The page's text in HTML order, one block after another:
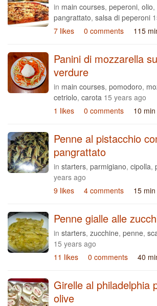
in main courses, peperoni, olio,
pangrattato, salsa di peperoni
7 likes
0 comments 115
Panini di mozzarella
verdure
in main courses, pomodoro,
cetriolo, carota 15 years ago
1 likes
0 comments 10 min
Penne al pistacchio
pangrattato
in starters, parmigiano, cipolla,
years ago
9 likes
4 comments 15 min
Penne gialle alle
in starters, zucchine, penne,
15 years ago
11 likes
0 comments 40
Girelle al philadelphia
olive